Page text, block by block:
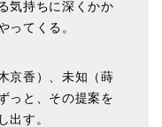
気持ちに深くかか
ってくる。
京香）、未知（蒔
っと、その提案を
出す。